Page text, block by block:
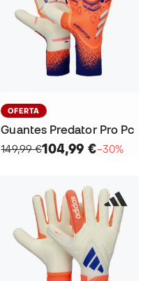
OFERTA
Guantes Predator Pro Pc
149,99 €104,99 €−30%